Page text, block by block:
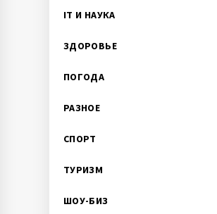
IT И НАУКА
ЗДОРОВЬЕ
ПОГОДА
РАЗНОЕ
СПОРТ
ТУРИЗМ
ШОУ-БИЗ